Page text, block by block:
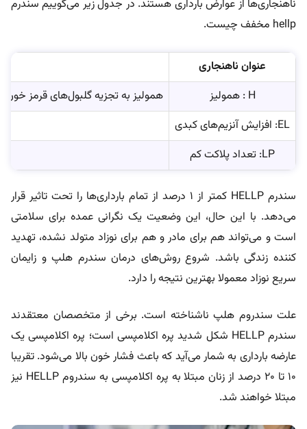
ناهنجاری‌ها از عوارض بارداری هستند. در جدول زیر می‌گوییم سندرم
hellp مخفف چیست.
عنوان ناهنجاری
H : همولیز
همولیز به تجزیه گلبول‌های قرمز
EL: افزایش آنزیم‌های کبدی
LP: تعداد پلاکت کم
سندرم HELLP کمتر از ۱ درصد از تمام بارداری‌ها را تحت تاثیر قرار
می‌دهد. با این حال، این وضعیت یک نگرانی عمده برای سلامتی
است و می‌تواند هم برای مادر و هم برای نوزاد متولد نشده، تهدید
کننده زندگی باشد. شروع روش‌های درمان سندرم هلپ و زایمان
سریع نوزاد معمولا بهترین نتیجه را دارد.
علت سندروم هلپ ناشناخته است. برخی از متخصصان معتقدند
سندرم HELLP شکل شدید پره اکلامپسی است؛ پره اکلامپسی یک
عارضه بارداری به شمار می‌آید که باعث فشار خون بالا می‌شود. تقریبا
۱۰ تا ۲۰ درصد از زنان مبتلا به پره اکلامپسی به سندروم HELLP نیز
مبتلا خواهند شد.